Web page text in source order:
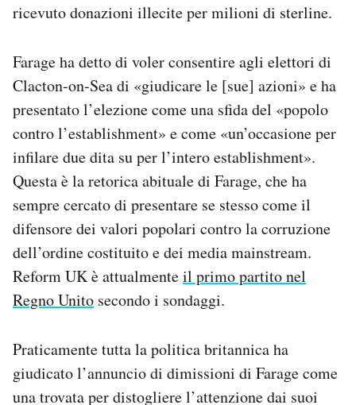
ricevuto donazioni illecite per milioni di sterline.
Farage ha detto di voler consentire agli elettori di
Clacton-on-Sea di «giudicare le [sue] azioni» e ha
presentato l’elezione come una sfida del «popolo
contro l’establishment» e come «un’occasione per
infilare due dita su per l’intero establishment».
Questa è la retorica abituale di Farage, che ha
sempre cercato di presentare se stesso come il
difensore dei valori popolari contro la corruzione
dell’ordine costituito e dei media mainstream.
Reform UK è attualmenteil primo partito nel
Regno Unito secondo i sondaggi.
Praticamente tutta la politica britannica ha
giudicato l’annuncio di dimissioni di Farage come
una trovata per distogliere l’attenzione dai suoi